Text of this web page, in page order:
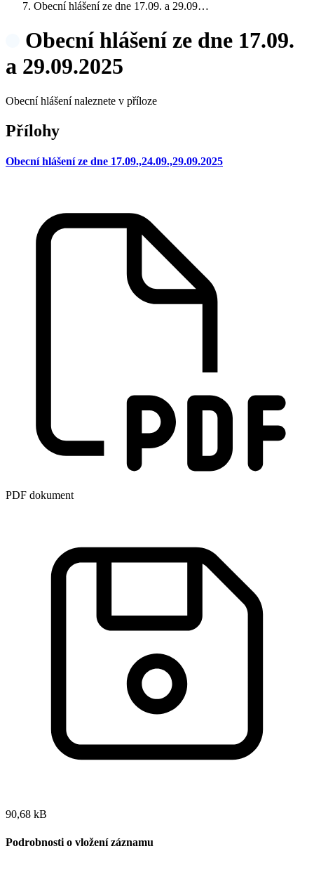
Obecní hlášení ze dne 17.09. a 29.09…
Obecní hlášení ze dne 17.09.
a 29.09.2025
Obecní hlášení naleznete v příloze
Přílohy
Obecní hlášení ze dne 17.09.,24.09.,29.09.2025
PDF dokument
90,68 kB
Podrobnosti o vložení záznamu